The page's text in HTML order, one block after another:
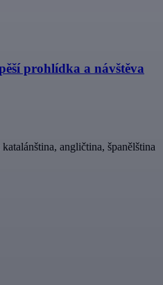
prohlídka a návštěva
angličtina, španělština